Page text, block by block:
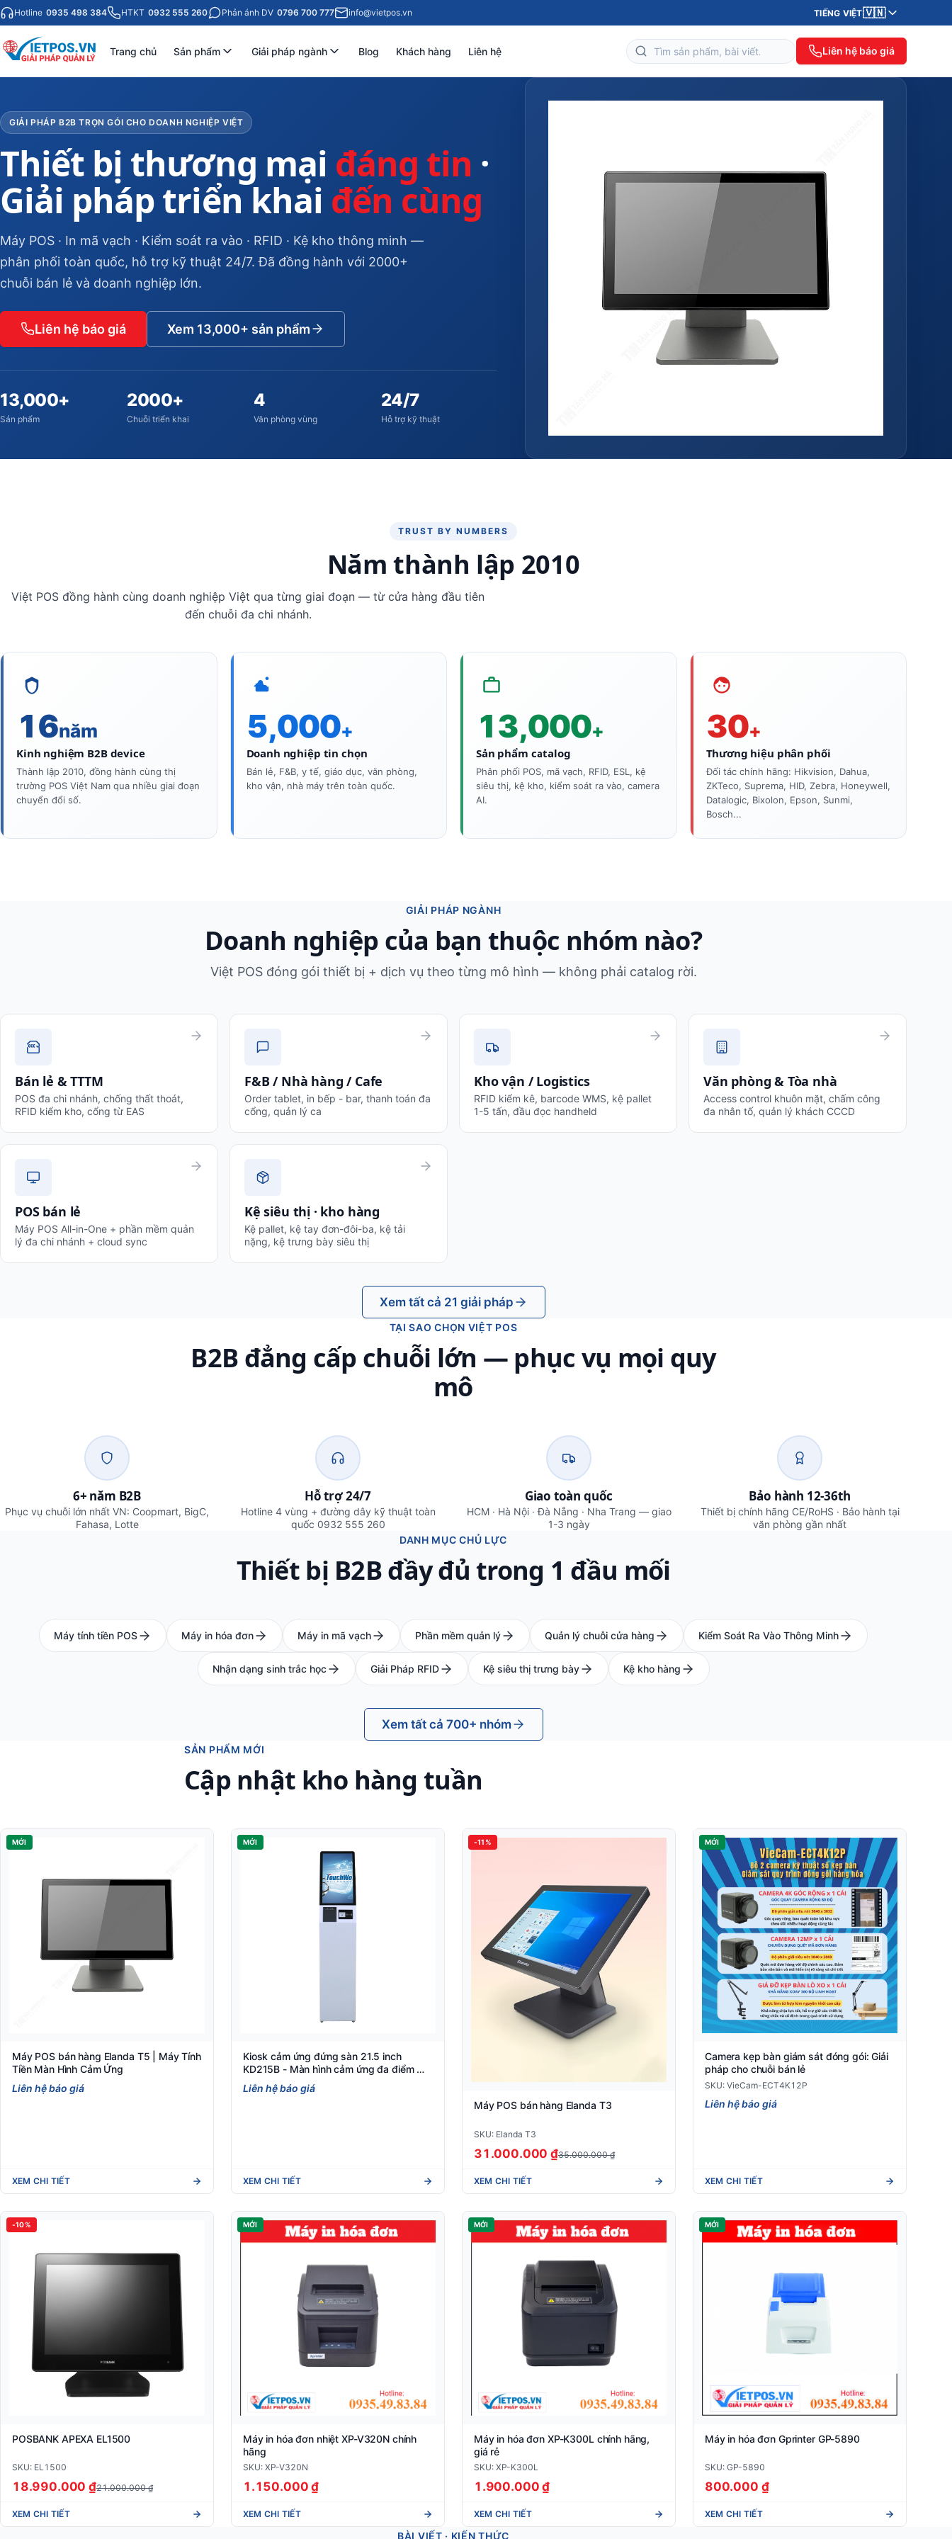
Hotline 0935 498 384 HTKT 0932 555 260 Phản ánh DV 0796 700 777 info@vietpos.vn TIẾNG VIỆT🇻🇳
Trang chủ Sản phẩm Giải pháp ngành Blog Khách hàng Liên hệ Liên hệ báo giá
GIẢI PHÁP B2B TRỌN GÓI CHO DOANH NGHIỆP VIỆT
Thiết bị thương mại đáng tin ·
Giải pháp triển khai đến cùng
Máy POS · In mã vạch · Kiểm soát ra vào · RFID · Kệ kho thông minh —
phân phối toàn quốc, hỗ trợ kỹ thuật 24/7. Đã đồng hành với 2000+
chuỗi bán lẻ và doanh nghiệp lớn.
Liên hệ báo giá Xem 13,000+ sản phẩm
13,000+
Sản phẩm
2000+
Chuỗi triển khai
4
Văn phòng vùng
24/7
Hỗ trợ kỹ thuật
TRUST BY NUMBERS
Năm thành lập 2010
Việt POS đồng hành cùng doanh nghiệp Việt qua từng giai đoạn — từ cửa hàng đầu tiên
đến chuỗi đa chi nhánh.
16năm
Kinh nghiệm B2B device
Thành lập 2010, đồng hành cùng thị
trường POS Việt Nam qua nhiều giai đoạn
chuyển đổi số.
5,000+
Doanh nghiệp tin chọn
Bán lẻ, F&B, y tế, giáo dục, văn phòng,
kho vận, nhà máy trên toàn quốc.
13,000+
Sản phẩm catalog
Phân phối POS, mã vạch, RFID, ESL, kệ
siêu thị, kệ kho, kiểm soát ra vào, camera
AI.
30+
Thương hiệu phân phối
Đối tác chính hãng: Hikvision, Dahua,
ZKTeco, Suprema, HID, Zebra, Honeywell,
Datalogic, Bixolon, Epson, Sunmi,
Bosch...
GIẢI PHÁP NGÀNH
Doanh nghiệp của bạn thuộc nhóm nào?
Việt POS đóng gói thiết bị + dịch vụ theo từng mô hình — không phải catalog rời.
Bán lẻ & TTTM
POS đa chi nhánh, chống thất thoát,
RFID kiểm kho, cổng từ EAS
F&B / Nhà hàng / Cafe
Order tablet, in bếp - bar, thanh toán đa
cổng, quản lý ca
Kho vận / Logistics
RFID kiểm kê, barcode WMS, kệ pallet
1-5 tấn, đầu đọc handheld
Văn phòng & Tòa nhà
Access control khuôn mặt, chấm công
đa nhân tố, quản lý khách CCCD
POS bán lẻ
Máy POS All-in-One + phần mềm quản
lý đa chi nhánh + cloud sync
Kệ siêu thị · kho hàng
Kệ pallet, kệ tay đơn-đôi-ba, kệ tải
nặng, kệ trưng bày siêu thị
Xem tất cả 21 giải pháp
TẠI SAO CHỌN VIỆT POS
B2B đẳng cấp chuỗi lớn — phục vụ mọi quy
mô
6+ năm B2B
Phục vụ chuỗi lớn nhất VN: Coopmart, BigC,
Fahasa, Lotte
Hỗ trợ 24/7
Hotline 4 vùng + đường dây kỹ thuật toàn
quốc 0932 555 260
Giao toàn quốc
HCM · Hà Nội · Đà Nẵng · Nha Trang — giao
1-3 ngày
Bảo hành 12-36th
Thiết bị chính hãng CE/RoHS · Bảo hành tại
văn phòng gần nhất
DANH MỤC CHỦ LỰC
Thiết bị B2B đầy đủ trong 1 đầu mối
Máy tính tiền POS Máy in hóa đơn Máy in mã vạch Phần mềm quản lý Quản lý chuỗi cửa hàng Kiểm Soát Ra Vào Thông Minh
Nhận dạng sinh trắc học Giải Pháp RFID Kệ siêu thị trưng bày Kệ kho hàng
Xem tất cả 700+ nhóm
SẢN PHẨM MỚI
Cập nhật kho hàng tuần
MỚI
Máy POS bán hàng Elanda T5 | Máy Tính
Tiền Màn Hình Cảm Ứng
Liên hệ báo giá
XEM CHI TIẾT
MỚI
Kiosk cảm ứng đứng sàn 21.5 inch
KD215B - Màn hình cảm ứng đa điểm —
Việt POS
Liên hệ báo giá
XEM CHI TIẾT
-11%
Máy POS bán hàng Elanda T3
SKU: Elanda T3
31.000.000 ₫35.000.000 ₫
XEM CHI TIẾT
MỚI
Camera kẹp bàn giám sát đóng gói: Giải
pháp cho chuỗi bán lẻ
SKU: VieCam-ECT4K12P
Liên hệ báo giá
XEM CHI TIẾT
-10%
POSBANK APEXA EL1500
SKU: EL1500
18.990.000 ₫21.000.000 ₫
XEM CHI TIẾT
MỚI
Máy in hóa đơn nhiệt XP-V320N chính
hãng
SKU: XP-V320N
1.150.000 ₫
XEM CHI TIẾT
MỚI
Máy in hóa đơn XP-K300L chính hãng,
giá rẻ
SKU: XP-K300L
1.900.000 ₫
XEM CHI TIẾT
MỚI
Máy in hóa đơn Gprinter GP-5890
SKU: GP-5890
800.000 ₫
XEM CHI TIẾT
BÀI VIẾT · KIẾN THỨC